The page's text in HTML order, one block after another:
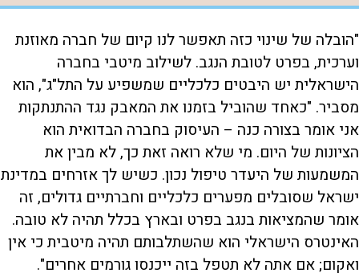
"הובלה של שינוי כזה תאפשר לנו קיום של חברה מאוזנת
וערכית, בפרט לטובת הנגב. לשילוב מיטבי בחברה
הישראלית יש היבטים כלכליים שמשפיע על התל"ג", הוא
מסביר. "כאחד שהוביל בזמנו את המאבק נגד ההתנתקות
אני אומר בצורה כנה – העיסוק בחברה הבדואית הוא
הציונות של היום. מי שלא רואה זאת כך, לא מבין את
המשמעות של היעדר טיפול נכון. כשיש לך אזרחים במדינת
ישראל שסובלים מפערים כלכליים וחברתיים גדולים, זה
אומר שהמציאות בנגב בפרט ובארץ בכלל תהיה לא טובה.
האינטרס הישראלי הוא שהשתלבותם תהיה מיטבית כי אין
ואקום; אם אתה לא תטפל בזה ייכנסו גורמים אחרים".